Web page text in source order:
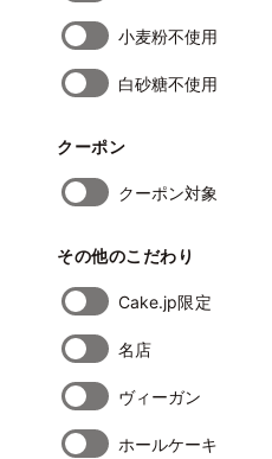
小麦粉不使用
白砂糖不使用
クーポン
クーポン対象
その他のこだわり
Cake.jp限定
名店
ヴィーガン
ホールケーキ